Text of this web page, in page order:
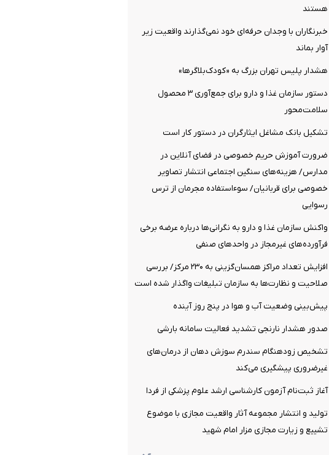
هستند
خبرنگاران با وجدان حرفه‌ای خود نمی‌گذارند واقعیت زیر
آوار بماند
هشدار پلیس تهران بزرگ به «کودک‌بلاگرها»
دستور سازمان غذا و دارو برای جمع‌آوری ۳ محصول
سلامت‌محور
تشکیل بانک مشاغل ایثارگران در دستور کار است
ضرورت آموزش حریم خصوصی در فضای آنلاین در
مدارس/ هزینه‌های سنگین اجتماعی انتشار تصاویر
خصوصی برای قربانیان/ سوءاستفاده مجرمان از ترس
رسوایی
واکنش سازمان غذا و دارو به نگرانی‌ها درباره عرضه برخی
فرآورده‌های غیرمجاز در واحدهای صنفی
افزایش تعداد مراکز همسان‌گزینی به ۲۳۰ مرکز/ بررسی
صلاحیت و نظارت‌ها به سازمان تبلیغات واگذار شده است
پیش‌بینی وضعیت آب و هوا در پنج روز آینده
صدور هشدار نارنجی تشدید فعالیت سامانه بارشی
تشخیص زودهنگام سندرم سوزش دهان از درمان‌های
غیرضروری پیشگیری می‌کند
آغاز ثبت‌نام‌ آزمون کارشناسی ارشد علوم پزشکی از فردا
تولید و انتشار مجموعه آثار واقعیت مجازی با موضوع
تشییع و زیارت مجازی مزار امام شهید